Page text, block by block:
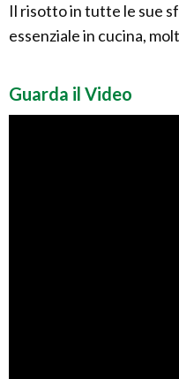
Il risotto in tutte le sue
essenziale in cucina,
Guarda il Video